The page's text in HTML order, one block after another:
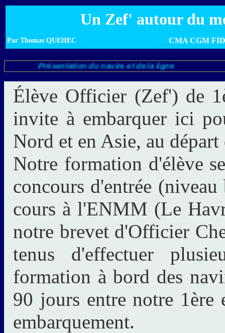
Un Zef' autour du
Par Thomas QUEHEC CMA CGM
Présentation du navire et de la ligne
Élève Officier (Zef') de
invite à embarquer ici
Nord et en Asie, au
Notre formation d'élève
concours d'entrée (niveau
cours à l'ENMM (Le
notre brevet d'Officier
tenus d'effectuer
formation à bord des
90 jours entre notre 1ère
embarquement.